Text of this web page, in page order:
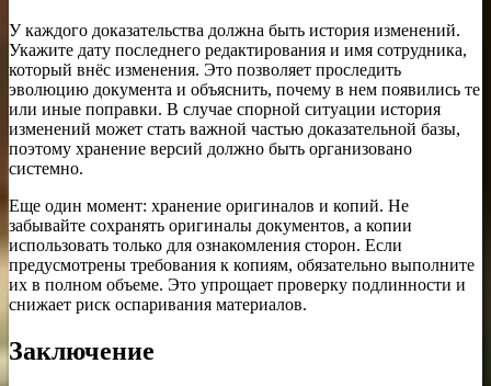
У каждого доказательства должна быть история изменений.
Укажите дату последнего редактирования и имя сотрудника,
который внёс изменения. Это позволяет проследить
эволюцию документа и объяснить, почему в нем появились те
или иные поправки. В случае спорной ситуации история
изменений может стать важной частью доказательной базы,
поэтому хранение версий должно быть организовано
системно.
Еще один момент: хранение оригиналов и копий. Не
забывайте сохранять оригиналы документов, а копии
использовать только для ознакомления сторон. Если
предусмотрены требования к копиям, обязательно выполните
их в полном объеме. Это упрощает проверку подлинности и
снижает риск оспаривания материалов.
Заключение